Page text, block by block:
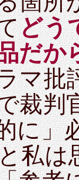
どう
だか
マ批
裁判
に」
私は